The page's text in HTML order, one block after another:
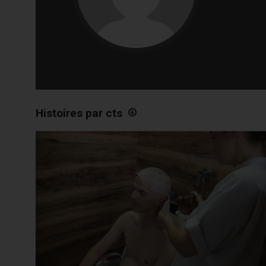
Histoires par cts